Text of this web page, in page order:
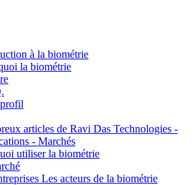
à la biométrie
la biométrie
articles de Ravi Das Technologies -
- Marchés
utiliser la biométrie
Les acteurs de la biométrie